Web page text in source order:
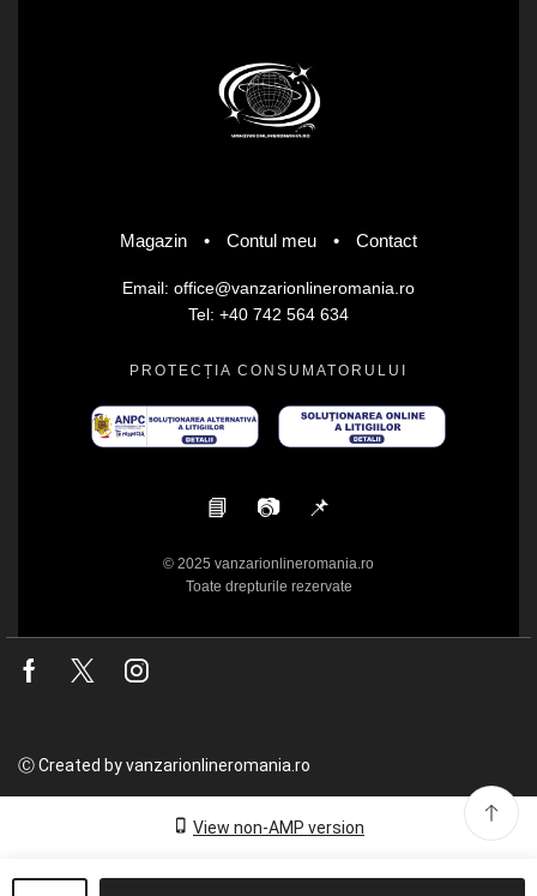
Magazin • Contul meu • Contact
Email: office@vanzarionlineromania.ro
Tel: +40 742 564 634
PROTECȚIA CONSUMATORULUI
📘 📷 📌
© 2025 vanzarionlineromania.ro
Toate drepturile rezervate
Facebook
Twitter
Ⓒ Created by vanzarionlineromania.ro
View non-AMP version